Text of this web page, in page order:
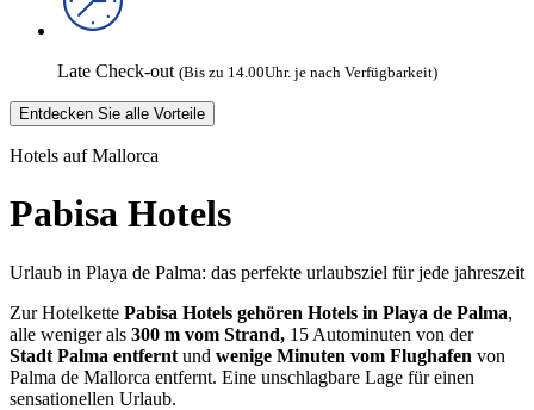
Late Check-out (Bis zu 14.00Uhr. je nach Verfügbarkeit)
Entdecken Sie alle Vorteile
Hotels auf Mallorca
Pabisa Hotels
Urlaub in Playa de Palma: das perfekte urlaubsziel für jede jahreszeit
Zur Hotelkette Pabisa Hotels gehören Hotels in Playa de Palma,
alle weniger als 300 m vom Strand, 15 Autominuten von der
Stadt Palma entfernt und wenige Minuten vom Flughafen von
Palma de Mallorca entfernt. Eine unschlagbare Lage für einen
sensationellen Urlaub.